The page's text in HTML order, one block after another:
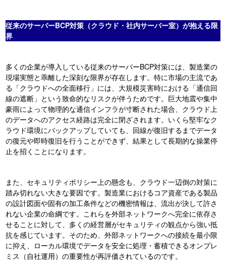
従来のサーバーBCP対策（クラウド・社内サーバー室）が抱える限
界
多くの企業が導入している従来のサーバーBCP対策には、製造業の
現場実態と乖離した深刻な限界が存在します。特に市場の主流であ
る「クラウドへの全面移行」には、大規模災害時における「通信回
線の遮断」という致命的なリスクが伴うためです。巨大地震や集中
豪雨によって物理的な通信インフラが寸断された場合、クラウド上
のデータへのアクセス経路は完全に閉ざされます。いくら堅牢なク
ラウド環境にバックアップしていても、回線が復旧するまでデータ
の復元や即時復旧を行うことができず、結果として長期的な操業停
止を招くことになります。
また、セキュリティポリシー上の懸念も、クラウド一辺倒の対策に
踏み切れない大きな要因です。製造業におけるコア資産である製品
の設計図面や固有の加工条件などの機密情報は、流出が決して許さ
れない企業の命綱です。これらを外部ネットワークへ完全に依存さ
せることに対して、多くの経営層がセキュリティの観点から強い抵
抗を感じています。そのため、外部ネットワークへの接続を最小限
に抑え、ローカル環境でデータを安全に処理・蓄積できるオンプレ
ミス（自社運用）の重要性が再評価されているのです。